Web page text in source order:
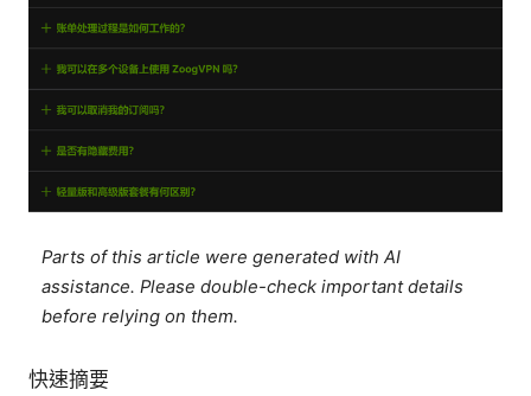
Parts of this article were generated with AI
assistance. Please double-check important details
before relying on them.
快速摘要